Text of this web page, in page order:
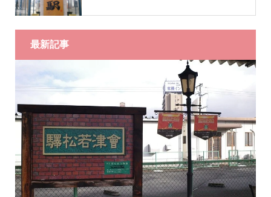
最新記事